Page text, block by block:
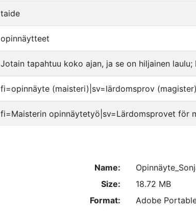
taide
opinnäytteet
Jotain tapahtuu koko ajan, ja se on hiljainen laulu;
fi=opinnäyte (maisteri)|sv=lärdomsprov
fi=Maisterin opinnäytetyö|sv=Lärdomsprovet för
Name:
Size:
18.72 MB
Format:
Adobe